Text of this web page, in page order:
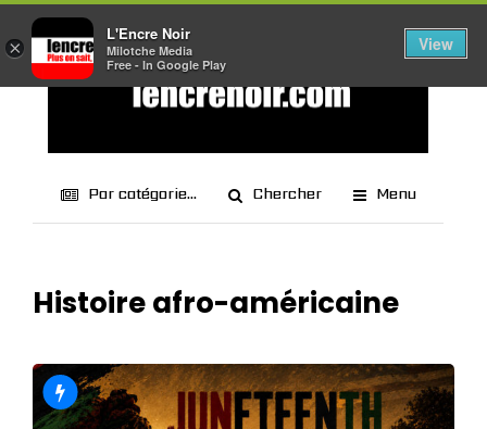
Par catégorie... Chercher Menu
Histoire afro-américaine
×
L'Encre Noir
Milotche Media
Free - In Google Play
View